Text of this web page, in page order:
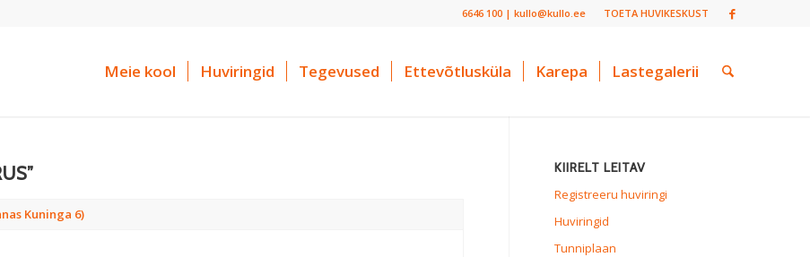
TOETA HUVIKESKUST
6646 100 | kullo@kullo.ee
Meie kool Huviringid Tegevused Ettevõtlusküla Karepa Lastegalerii
Kuninga 6)
KIIRELT LEITAV
Registreeru huviringi
Huviringid
Tunniplaan